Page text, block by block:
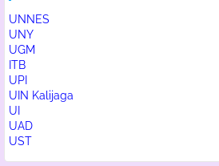
UNNES
UNY
UGM
ITB
UPI
UIN Kalijaga
UI
UAD
UST